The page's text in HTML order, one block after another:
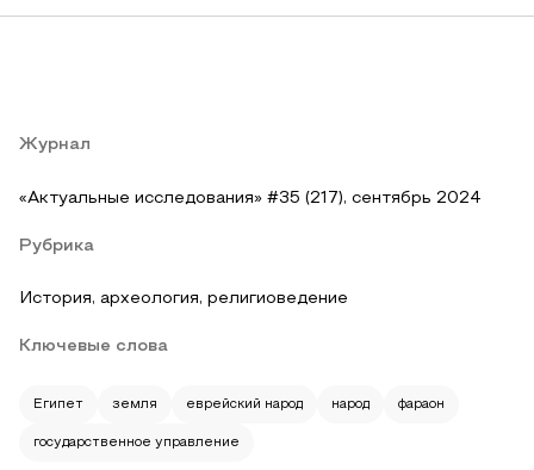
Журнал
«Актуальные исследования» #35 (217), сентябрь 2024
Рубрика
История, археология, религиоведение
Ключевые слова
Египет земля еврейский народ народ фараон
государственное управление